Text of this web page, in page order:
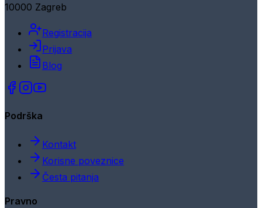
10000 Zagreb
Registracija
Prijava
Blog
Podrška
Kontakt
Korisne poveznice
Česta pitanja
Pravno